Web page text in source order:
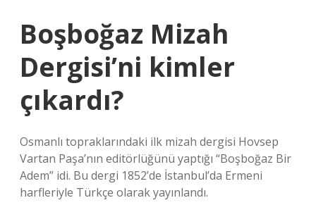
Boşboğaz Mizah
Dergisi’ni kimler
çıkardı?
Osmanlı topraklarındaki ilk mizah dergisi Hovsep
Vartan Paşa’nın editörlüğünü yaptığı “Boşboğaz Bir
Adem” idi. Bu dergi 1852’de İstanbul’da Ermeni
harfleriyle Türkçe olarak yayınlandı.